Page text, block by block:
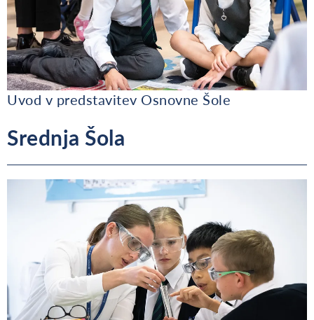
Uvod v predstavitev Osnovne Šole
Srednja Šola